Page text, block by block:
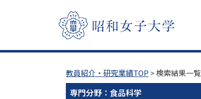
教員紹介・研究業績TOP > 検索結果一覧
専門分野：食品科学